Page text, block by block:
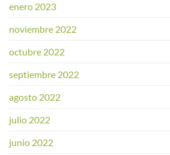
enero 2023
noviembre 2022
octubre 2022
septiembre 2022
agosto 2022
julio 2022
junio 2022